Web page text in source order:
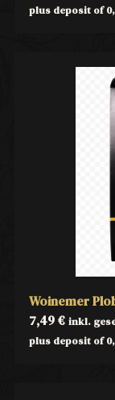
plus deposit of
Woinemer
7,49€ inkl.
plus deposit of